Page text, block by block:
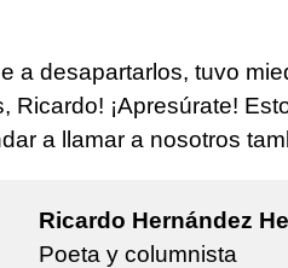
a desapartarlos, tuvo
Ricardo! ¡Apresúrate!
a llamar a nosotros
Ricardo Hernández
Poeta y columnista